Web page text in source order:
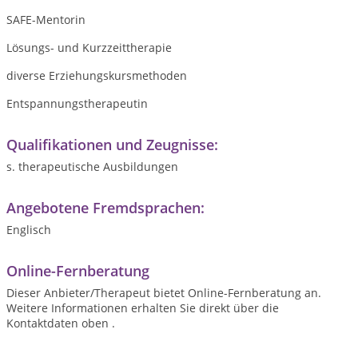
SAFE-Mentorin
Lösungs- und Kurzzeittherapie
diverse Erziehungskursmethoden
Entspannungstherapeutin
Qualifikationen und Zeugnisse:
s. therapeutische Ausbildungen
Angebotene Fremdsprachen:
Englisch
Online-Fernberatung
Dieser Anbieter/Therapeut bietet Online-Fernberatung an.
Weitere Informationen erhalten Sie direkt über die
Kontaktdaten oben .